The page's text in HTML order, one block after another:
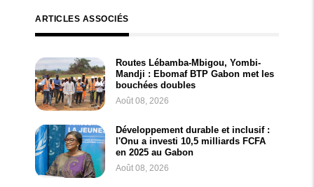
ARTICLES ASSOCIÉS
Routes Lébamba-Mbigou, Yombi-
Mandji : Ebomaf BTP Gabon met les
bouchées doubles
Août 08, 2026
Développement durable et inclusif :
l'Onu a investi 10,5 milliards FCFA
en 2025 au Gabon
Août 08, 2026